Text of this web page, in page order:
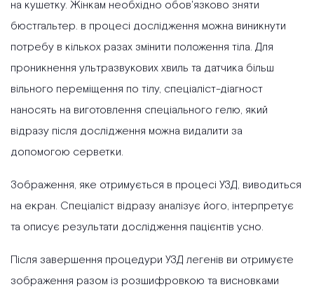
на кушетку. Жінкам необхідно обов'язково зняти
бюстгальтер. в процесі дослідження можна виникнути
потребу в кількох разах змінити положення тіла. Для
проникнення ультразвукових хвиль та датчика більш
вільного переміщення по тілу, спеціаліст-діагност
наносять на виготовлення спеціального гелю, який
відразу після дослідження можна видалити за
допомогою серветки.
Зображення, яке отримується в процесі УЗД, виводиться
на екран. Спеціаліст відразу аналізує його, інтерпретує
та описує результати дослідження пацієнтів усно.
Після завершення процедури УЗД легенів ви отримуєте
зображення разом із розшифровкою та висновками